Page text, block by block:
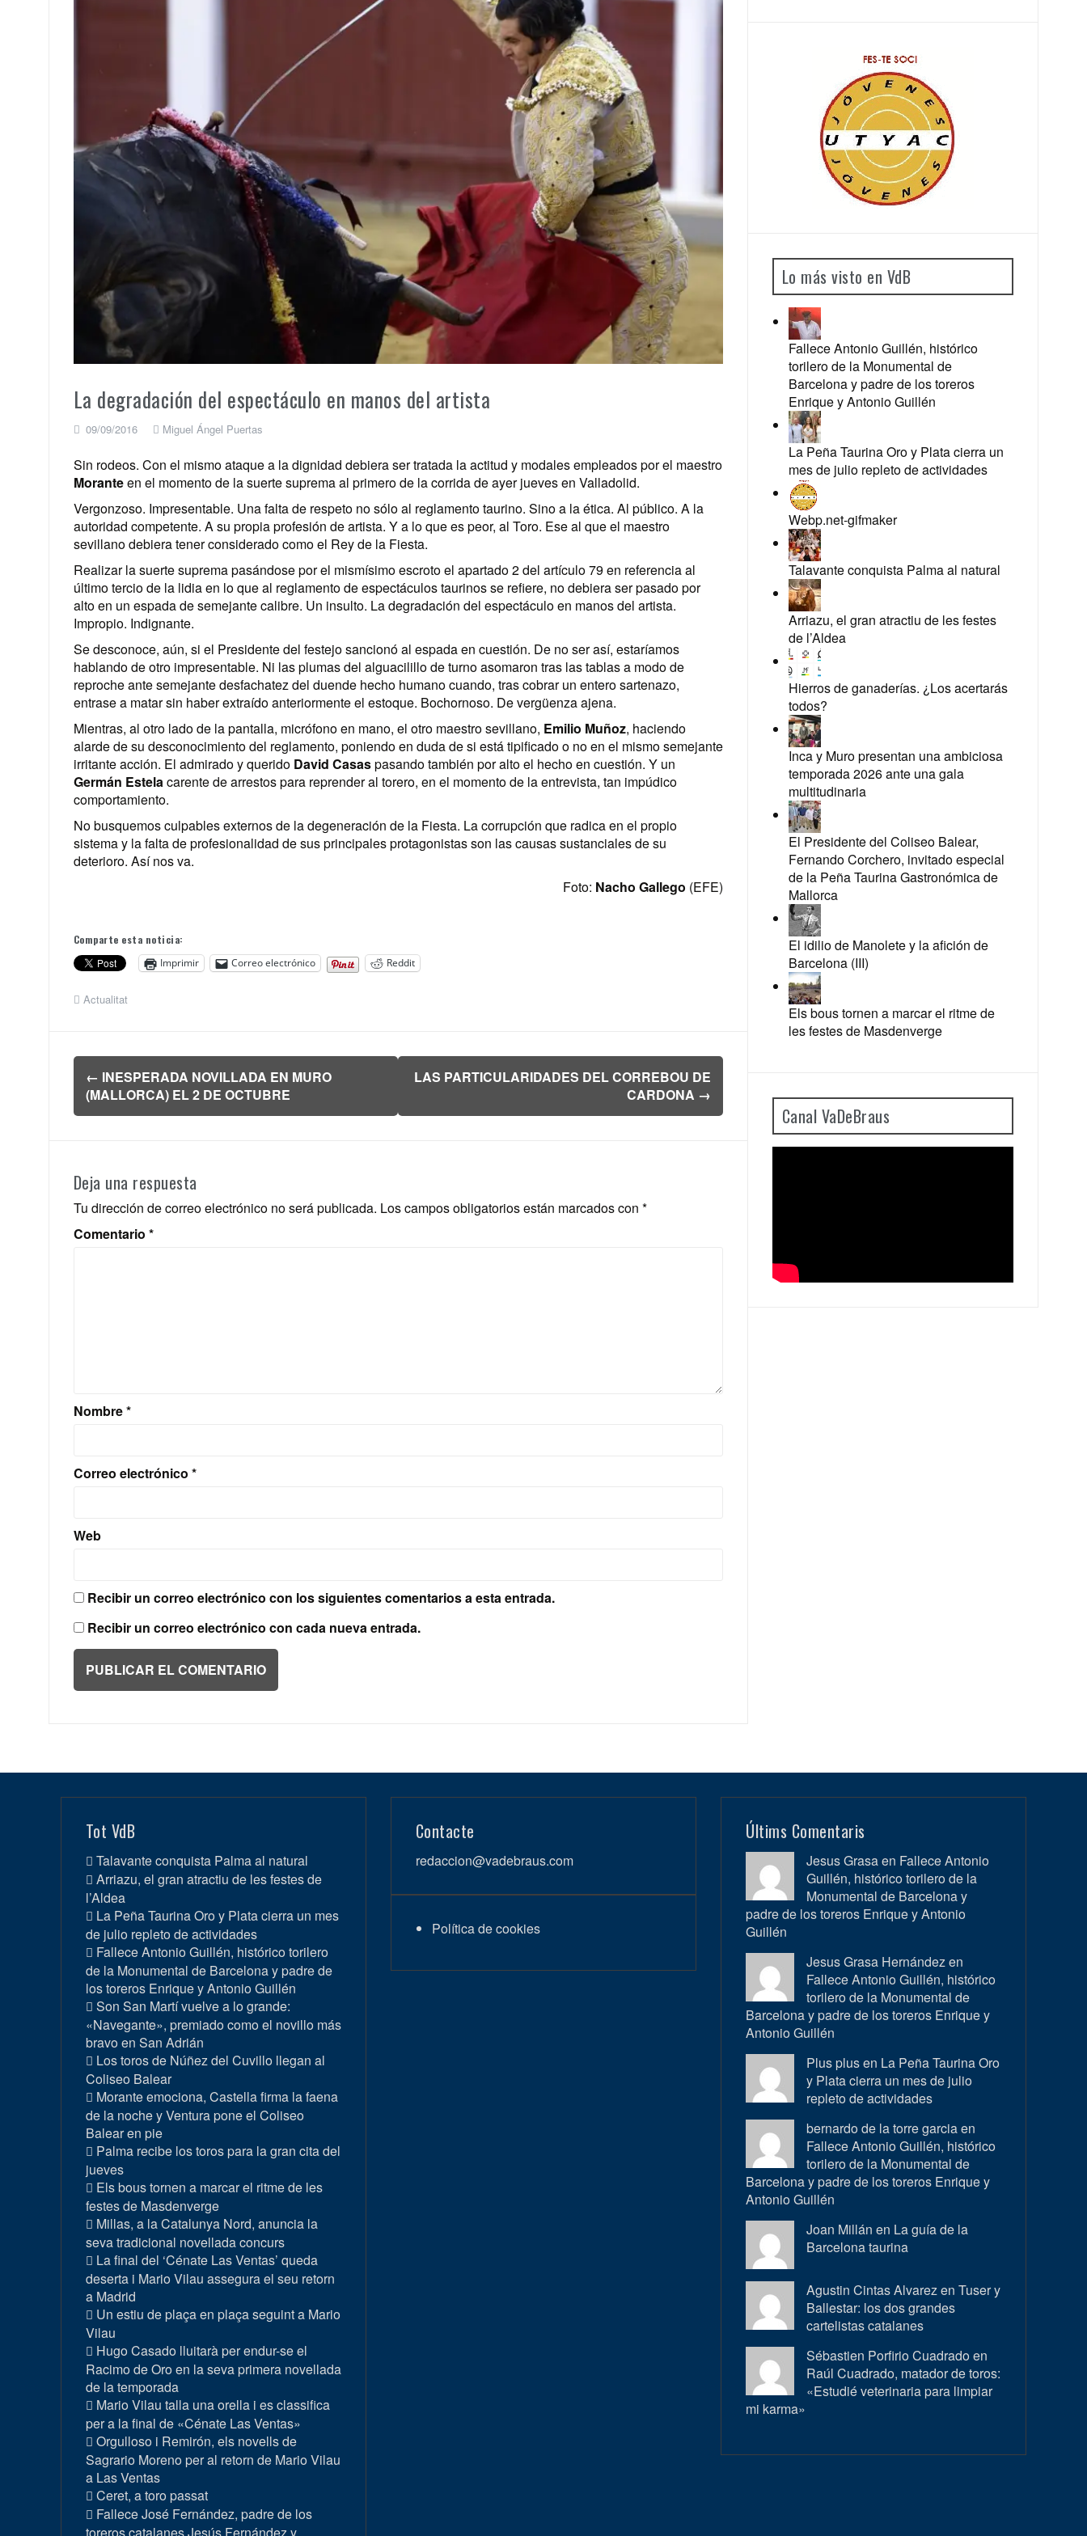
La degradación del espectáculo en manos del artista
09/09/2016 Miguel Ángel Puertas
Sin rodeos. Con el mismo ataque a la dignidad debiera ser tratada la actitud y modales empleados por el maestro
Moranteen el momento de la suerte suprema al primero de la corrida de ayer jueves en Valladolid.
Vergonzoso. Impresentable. Una falta de respeto no sólo al reglamento taurino. Sino a la ética. Al público. A la
autoridad competente. A su propia profesión de artista. Y a lo que es peor, al Toro. Ese al que el maestro
sevillano debiera tener considerado como el Rey de la Fiesta.
Realizar la suerte suprema pasándose por el mismísimo escroto el apartado 2 del artículo 79 en referencia al
último tercio de la lidia en lo que al reglamento de espectáculos taurinos se refiere, no debiera ser pasado por
alto en un espada de semejante calibre. Un insulto. La degradación del espectáculo en manos del artista.
Impropio. Indignante.
Se desconoce, aún, si el Presidente del festejo sancionó al espada en cuestión. De no ser así, estaríamos
hablando de otro impresentable. Ni las plumas del alguacilillo de turno asomaron tras las tablas a modo de
reproche ante semejante desfachatez del duende hecho humano cuando, tras cobrar un entero sartenazo,
entrase a matar sin haber extraído anteriormente el estoque. Bochornoso. De vergüenza ajena.
Mientras, al otro lado de la pantalla, micrófono en mano, el otro maestro sevillano, Emilio Muñoz, haciendo
alarde de su desconocimiento del reglamento, poniendo en duda de si está tipificado o no en el mismo semejante
irritante acción. El admirado y querido David Casaspasando también por alto el hecho en cuestión. Y un
Germán Estelacarente de arrestos para reprender al torero, en el momento de la entrevista, tan impúdico
comportamiento.
No busquemos culpables externos de la degeneración de la Fiesta. La corrupción que radica en el propio
sistema y la falta de profesionalidad de sus principales protagonistas son las causas sustanciales de su
deterioro. Así nos va.
Foto: Nacho Gallego (EFE)
Comparte esta noticia:
Imprimir
Correo electrónico Reddit
Actualitat
Navegación
de
entradas
← INESPERADA NOVILLADA EN MURO
(MALLORCA) EL 2 DE OCTUBRE
LAS PARTICULARIDADES DEL CORREBOU DE
CARDONA →
Deja una respuesta
Tu dirección de correo electrónico no será publicada. Los campos obligatorios están marcados con *
Comentario *
Nombre*
Correo electrónico *
Web
Recibir un correo electrónico con los siguientes comentarios a esta entrada.
Recibir un correo electrónico con cada nueva entrada.
Lo más visto en VdB
Fallece Antonio Guillén, histórico
torilero de la Monumental de
Barcelona y padre de los toreros
Enrique y Antonio Guillén
La Peña Taurina Oro y Plata cierra un
mes de julio repleto de actividades
Webp.net-gifmaker
Talavante conquista Palma al natural
Arriazu, el gran atractiu de les festes
de l’Aldea
Hierros de ganaderías. ¿Los acertarás
todos?
Inca y Muro presentan una ambiciosa
temporada 2026 ante una gala
multitudinaria
El Presidente del Coliseo Balear,
Fernando Corchero, invitado especial
de la Peña Taurina Gastronómica de
Mallorca
El idilio de Manolete y la afición de
Barcelona (III)
Els bous tornen a marcar el ritme de
les festes de Masdenverge
Canal VaDeBraus
Tot VdB
Talavante conquista Palma al natural
Arriazu, el gran atractiu de les festes de
l’Aldea
La Peña Taurina Oro y Plata cierra un mes
de julio repleto de actividades
Fallece Antonio Guillén, histórico torilero
de la Monumental de Barcelona y padre de
los toreros Enrique y Antonio Guillén
Son San Martí vuelve a lo grande:
«Navegante», premiado como el novillo más
bravo en San Adrián
Los toros de Núñez del Cuvillo llegan al
Coliseo Balear
Morante emociona, Castella firma la faena
de la noche y Ventura pone el Coliseo
Balear en pie
Palma recibe los toros para la gran cita del
jueves
Els bous tornen a marcar el ritme de les
festes de Masdenverge
Millas, a la Catalunya Nord, anuncia la
seva tradicional novellada concurs
La final del ‘Cénate Las Ventas’ queda
deserta i Mario Vilau assegura el seu retorn
a Madrid
Un estiu de plaça en plaça seguint a Mario
Vilau
Hugo Casado lluitarà per endur-se el
Racimo de Oro en la seva primera novellada
de la temporada
Mario Vilau talla una orella i es classifica
per a la final de «Cénate Las Ventas»
Orgulloso i Remirón, els novells de
Sagrario Moreno per al retorn de Mario Vilau
a Las Ventas
Ceret, a toro passat
Fallece José Fernández, padre de los
toreros catalanes Jesús Fernández y
Contacte
redaccion@vadebraus.com
Política de cookies
Últims Comentaris
Jesus Grasa en Fallece Antonio
Guillén, histórico torilero de la
Monumental de Barcelona y
padre de los toreros Enrique y Antonio
Guillén
Jesus Grasa Hernández en
Fallece Antonio Guillén, histórico
torilero de la Monumental de
Barcelona y padre de los toreros Enrique y
Antonio Guillén
Plus plus en La Peña Taurina Oro
y Plata cierra un mes de julio
repleto de actividades
bernardo de la torre garcia en
Fallece Antonio Guillén, histórico
torilero de la Monumental de
Barcelona y padre de los toreros Enrique y
Antonio Guillén
Joan Millán en La guía de la
Barcelona taurina
Agustin Cintas Alvarez enTuser y
Ballestar: los dos grandes
cartelistas catalanes
Sébastien Porfirio Cuadrado en
Raúl Cuadrado, matador de toros:
«Estudié veterinaria para limpiar
mi karma»